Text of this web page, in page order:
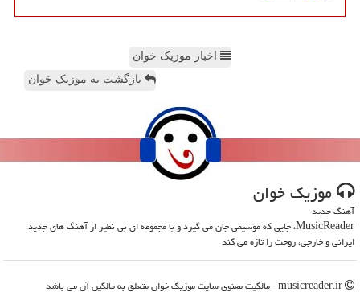
اخبار موزیک خوان
بازگشت به موزیک خوان
موزیك خوان
آهنگ جدید
MusicReader، جایی که موسیقی جان می گیرد و با مجموعه ای بی نظیر از آهنگ های جدید،
ایرانی و خارجی، روحت را تازه می کند